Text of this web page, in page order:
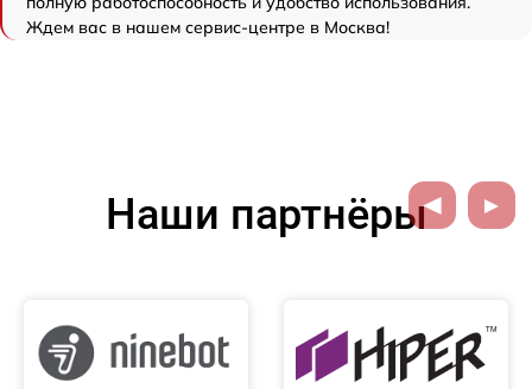
Ждем вас в нашем сервис-центре в Москва!
Наши партнёры